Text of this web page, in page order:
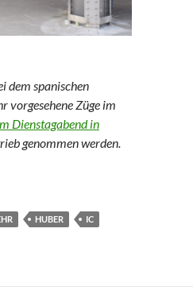
dem spanischen
vorgesehene Züge im
Dienstagabend in
genommen werden.
(Aktualisiert: Mehr Details)
HUBER
IC